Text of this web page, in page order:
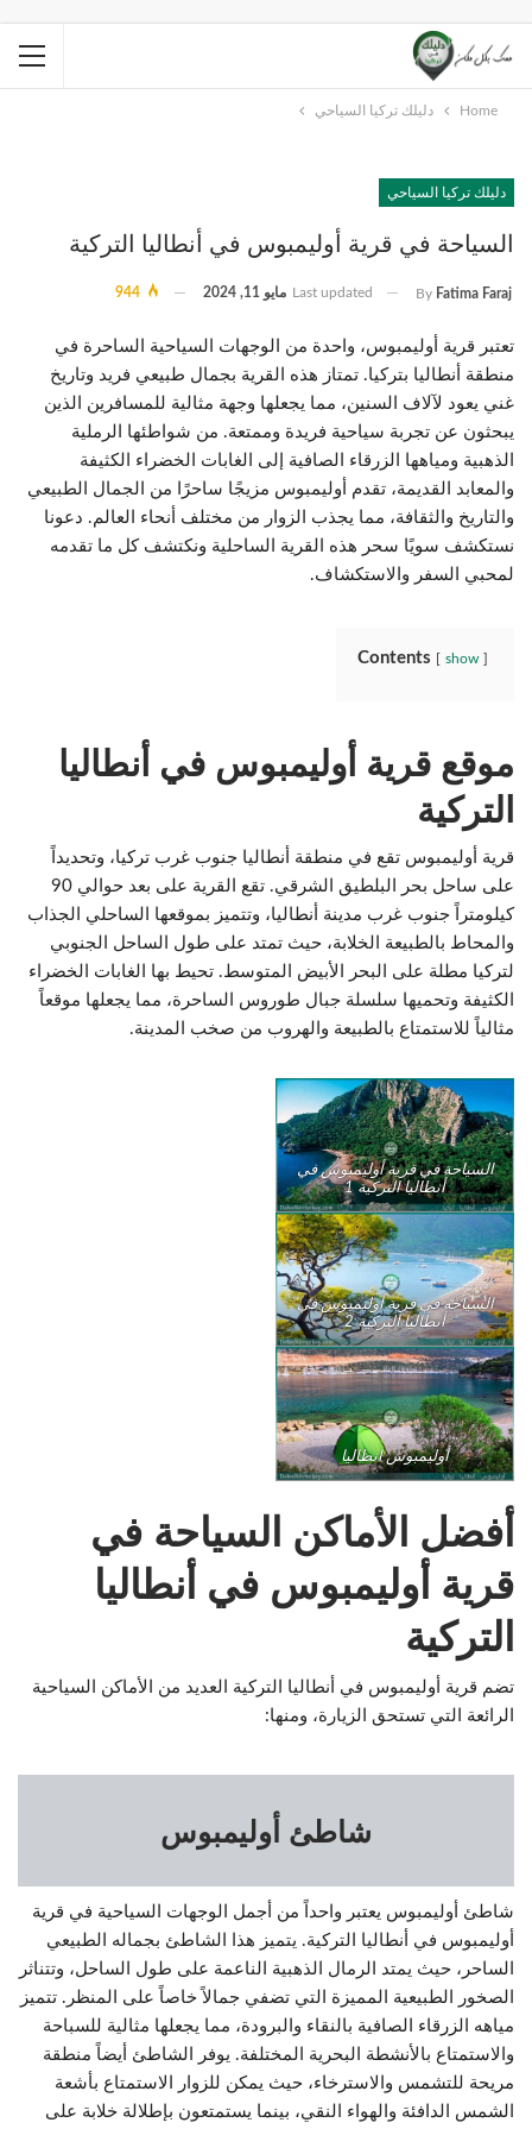
Home دليلك تركيا السياحي
دليلك تركيا السياحي
السياحة في قرية أوليمبوس في أنطاليا التركية
By Fatima Faraj
Last updated مايو 11, 2024
تعتبر قرية أوليمبوس، واحدة من الوجهات السياحية الساحرة في
منطقة أنطاليا بتركيا. تمتاز هذه القرية بجمال طبيعي فريد وتاريخ
غني يعود لآلاف السنين، مما يجعلها وجهة مثالية للمسافرين الذين
يبحثون عن تجربة سياحية فريدة وممتعة. من شواطئها الرملية
الذهبية ومياهها الزرقاء الصافية إلى الغابات الخضراء الكثيفة
والمعابد القديمة، تقدم أوليمبوس مزيجًا ساحرًا من الجمال الطبيعي
والتاريخ والثقافة، مما يجذب الزوار من مختلف أنحاء العالم. دعونا
نستكشف سويًا سحر هذه القرية الساحلية ونكتشف كل ما تقدمه
لمحبي السفر والاستكشاف.
Contents show
موقع قرية أوليمبوس في أنطاليا
التركية
قرية أوليمبوس تقع في منطقة أنطاليا جنوب غرب تركيا، وتحديداً
على ساحل بحر البلطيق الشرقي. تقع القرية على بعد حوالي 90
كيلومتراً جنوب غرب مدينة أنطاليا، وتتميز بموقعها الساحلي الجذاب
والمحاط بالطبيعة الخلابة، حيث تمتد على طول الساحل الجنوبي
لتركيا مطلة على البحر الأبيض المتوسط. تحيط بها الغابات الخضراء
الكثيفة وتحميها سلسلة جبال طوروس الساحرة، مما يجعلها موقعاً
مثالياً للاستمتاع بالطبيعة والهروب من صخب المدينة.
السياحة في قرية أوليمبوس في
أنطاليا التركية 1
السياحة في قرية أوليمبوس في
أنطاليا التركية 2
أوليمبوس انطاليا
أفضل الأماكن السياحة في
قرية أوليمبوس في أنطاليا
التركية
تضم قرية أوليمبوس في أنطاليا التركية العديد من الأماكن السياحية
الرائعة التي تستحق الزيارة، ومنها:
شاطئ أوليمبوس
شاطئ أوليمبوس يعتبر واحداً من أجمل الوجهات السياحية في قرية
أوليمبوس في أنطاليا التركية. يتميز هذا الشاطئ بجماله الطبيعي
الساحر، حيث يمتد الرمال الذهبية الناعمة على طول الساحل، وتتناثر
الصخور الطبيعية المميزة التي تضفي جمالاً خاصاً على المنظر. تتميز
مياهه الزرقاء الصافية بالنقاء والبرودة، مما يجعلها مثالية للسباحة
والاستمتاع بالأنشطة البحرية المختلفة. يوفر الشاطئ أيضاً منطقة
مريحة للتشمس والاسترخاء، حيث يمكن للزوار الاستمتاع بأشعة
الشمس الدافئة والهواء النقي، بينما يستمتعون بإطلالة خلابة على